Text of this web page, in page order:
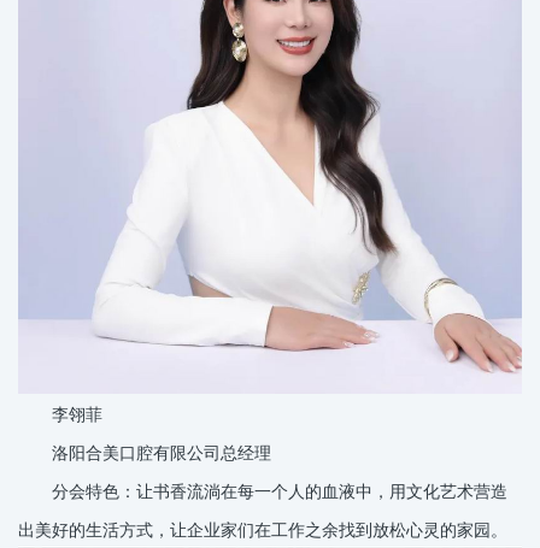
李翎菲
洛阳合美口腔有限公司总经理
分会特色：让书香流淌在每一个人的血液中，用文化艺术营造
出美好的生活方式，让企业家们在工作之余找到放松心灵的家园。